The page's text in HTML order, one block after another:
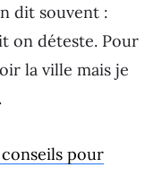
dit souvent :
on déteste. Pour
la ville mais je
pour